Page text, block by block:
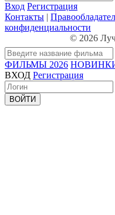
Вход Регистрация
Контакты |
конфиденциальности
© 2026
ФИЛЬМЫ 2026
ВХОД Регистрация